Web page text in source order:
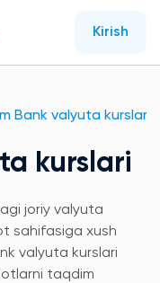
Kirish
Bank valyuta kurslari
kurslari
joriy valyuta
sahifasiga xush
valyuta kurslari
taqdim